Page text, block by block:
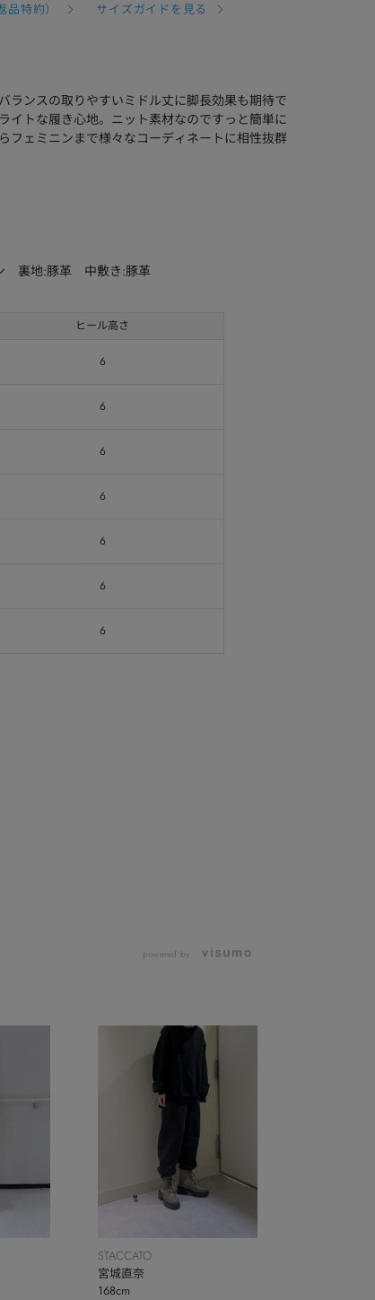
特約）
サイズガイドを見る
ランスの取りやすいミドル丈に脚長効果も期待で
イトな履き心地。ニット素材なのですっと簡単に
フェミニンまで様々なコーディネートに相性抜群
裏地:豚革 中敷き:豚革
ヒール高さ
6
6
6
6
6
6
6
powered by
STACCATO
宮城直奈
168cm